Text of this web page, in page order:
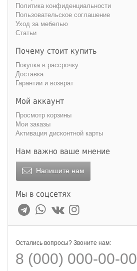
Глубина, см
Цвет
Обивка
Политика конфиденциальности
Пользовательское соглашение
Уход за мебелью
Статьи
Почему стоит купить
Покупка в рассрочку
Доставка
Гарантии и возврат
Мой аккаунт
Просмотр корзины
Мои заказы
Активация дисконтной карты
Нам важно ваше мнение
Напишите нам
Мы в соцсетях
Остались вопросы? Звоните нам:
8 (000) 000-00-00